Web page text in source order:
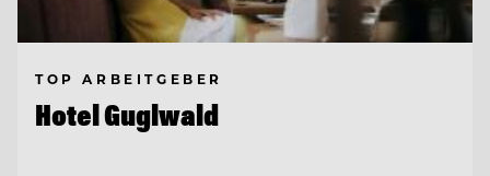
TOP ARBEITGEBER
Hotel Guglwald